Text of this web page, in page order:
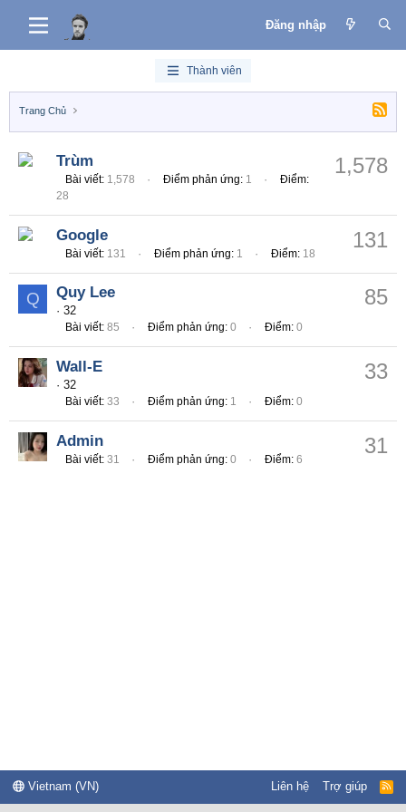
Đăng nhập
Thành viên
Trang Chủ
1,578
Trùm
Bài viết 1,578 Điểm phản ứng 1
Điểm
28
131
Google
Bài viết 131 Điểm phản ứng 1 Điểm 18
Q 85
Quy Lee
· 32
Bài viết 85 Điểm phản ứng 0 Điểm 0
33
Wall-E
· 32
Bài viết 33 Điểm phản ứng 1 Điểm 0
31
Admin
Bài viết 31 Điểm phản ứng 0 Điểm 6
Vietnam (VN) Liên hệ Trợ giúp
R